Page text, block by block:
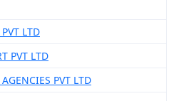
LTD
PVT LTD
PVT LTD